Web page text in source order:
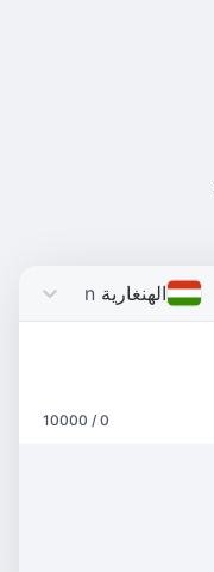
الهنغارية Hungarian
0 / 10000